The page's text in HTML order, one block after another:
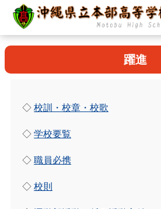
躍進
◇ 校訓・校章・校歌
◇ 学校要覧
◇ 職員必携
◇ 校則